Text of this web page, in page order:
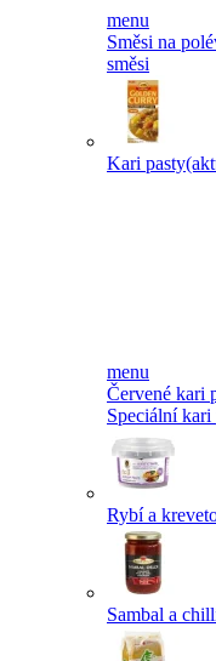
menu
Směsi na
směsi
Kari pasty
menu
Červené kari
Speciální kari
Rybí a
Sambal a